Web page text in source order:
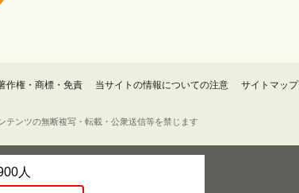
作権・商標・免責 当サイトの情報についての注意 サイトマップ
テンツの無断複写・転載・公衆送信等を禁じます
人